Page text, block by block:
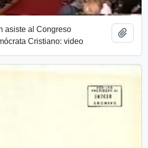
asiste al Congreso
Cristiano: video